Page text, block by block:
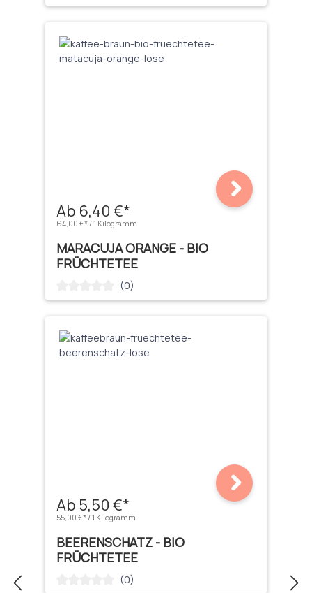
Ab 6,40 €*
64,00 €* / 1 Kilogramm
MARACUJA ORANGE - BIO
FRÜCHTETEE
Durchschnittliche Bewertung von 0 von 5 Sternen
(0)
Ab 5,50 €*
55,00 €* / 1 Kilogramm
BEERENSCHATZ - BIO
FRÜCHTETEE
Durchschnittliche Bewertung von 0 von 5 Sternen
(0)